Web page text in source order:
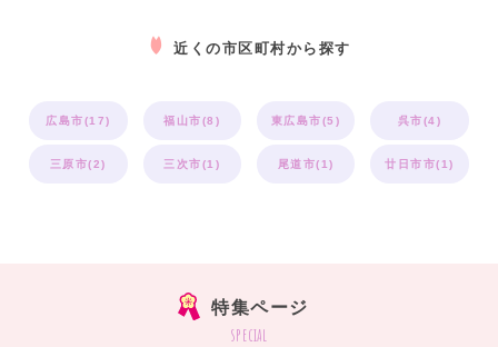
近くの市区町村から探す
広島市(17) 福山市(8) 東広島市(5) 呉市(4)
三原市(2) 三次市(1) 尾道市(1) 廿日市市(1)
特集ページ
special